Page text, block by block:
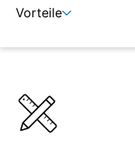
Vorteile